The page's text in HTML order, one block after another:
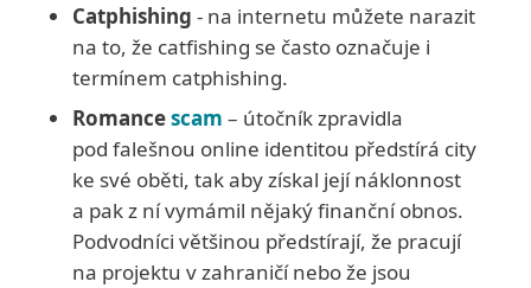
Catphishing - na internetu můžete narazit
na to, že catfishing se často označuje i
termínem catphishing.
Romancescam – útočník zpravidla
pod falešnou online identitou předstírá city
ke své oběti, tak aby získal její náklonnost
a pak z ní vymámil nějaký finanční obnos.
Podvodníci většinou předstírají, že pracují
na projektu v zahraničí nebo že jsou